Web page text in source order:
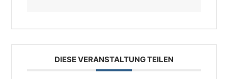
DIESE VERANSTALTUNG TEILEN